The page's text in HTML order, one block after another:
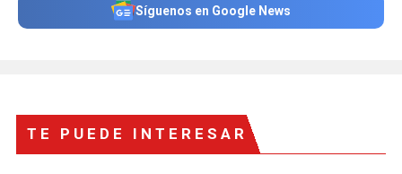
Síguenos en Google News
TE PUEDE INTERESAR